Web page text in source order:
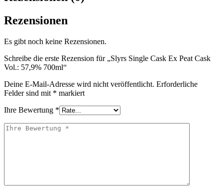
Rezensionen
Es gibt noch keine Rezensionen.
Schreibe die erste Rezension für „Slyrs Single Cask Ex Peat Cask
Vol.: 57,9% 700ml“
Deine E-Mail-Adresse wird nicht veröffentlicht. Erforderliche
Felder sind mit * markiert
Ihre Bewertung *